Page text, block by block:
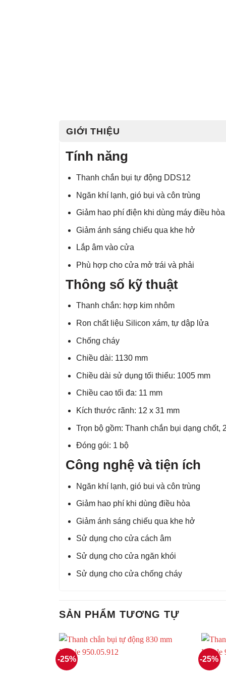
GIỚI THIỆU
Tính năng
Thanh chắn bụi tự động DDS12
Ngăn khí lạnh, gió bụi và côn trùng
Giảm hao phí điện khi dùng máy điều hòa
Giảm ánh sáng chiếu qua khe hở
Lắp âm vào cửa
Phù hợp cho cửa mở trái và phải
Thông số kỹ thuật
Thanh chắn: hợp kim nhôm
Ron chất liệu Silicon xám, tự dập lửa
Chống cháy
Chiều dài: 1130 mm
Chiều dài sử dụng tối thiểu: 1005 mm
Chiều cao tối đa: 11 mm
Kích thước rãnh: 12 x 31 mm
Trọn bộ gồm: Thanh chắn bụi dạng chốt,
Đóng gói: 1 bộ
Công nghệ và tiện ích
Ngăn khí lạnh, gió bui và côn trùng
Giảm hao phí khi dùng điều hòa
Giảm ánh sáng chiếu qua khe hở
Sử dụng cho cửa cách âm
Sử dụng cho cửa ngăn khói
Sử dụng cho cửa chống cháy
SẢN PHẨM TƯƠNG TỰ
-25% -25%